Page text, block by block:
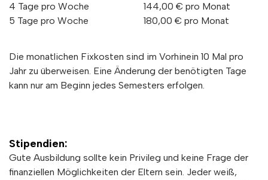
4 Tage pro Woche
144,00 € pro Monat
5 Tage pro Woche
180,00 € pro Monat
Die monatlichen Fixkosten sind im Vorhinein 10 Mal pro
Jahr zu überweisen. Eine Änderung der benötigten Tage
kann nur am Beginn jedes Semesters erfolgen.
Stipendien:
Gute Ausbildung sollte kein Privileg und keine Frage der
finanziellen Möglichkeiten der Eltern sein. Jeder weiß,